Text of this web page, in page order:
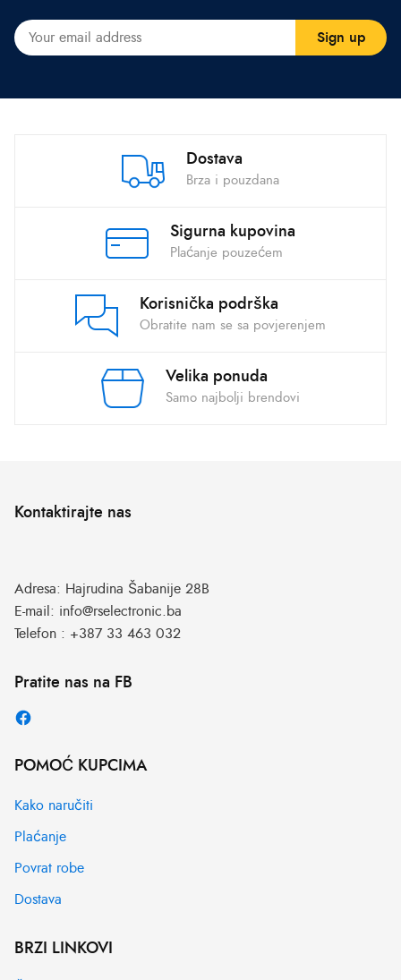
Dostava
Brza i pouzdana
Sigurna kupovina
Plaćanje pouzećem
Korisnička podrška
Obratite nam se sa povjerenjem
Velika ponuda
Samo najbolji brendovi
Kontaktirajte nas
Adresa: Hajrudina Šabanije 28B
E-mail: info@rselectronic.ba
Telefon : +387 33 463 032
Pratite nas na FB
POMOĆ KUPCIMA
Kako naručiti
Plaćanje
Povrat robe
Dostava
BRZI LINKOVI